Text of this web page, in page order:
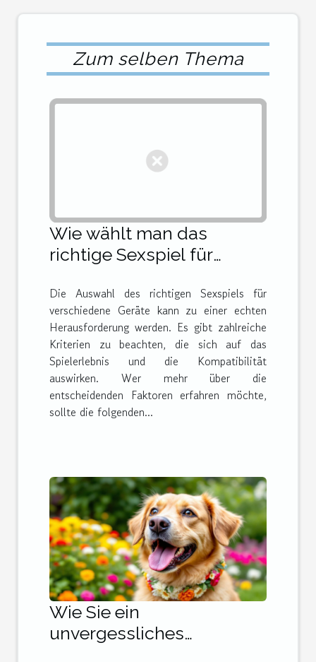
Zum selben Thema
Wie wählt man das
richtige Sexspiel für
Die Auswahl des richtigen Sexspiels für
verschiedene Geräte kann zu einer echten
Herausforderung werden. Es gibt zahlreiche
Kriterien zu beachten, die sich auf das
Spielerlebnis und die Kompatibilität
auswirken. Wer mehr über die
entscheidenden Faktoren erfahren möchte,
sollte die folgenden...
Wie Sie ein
unvergessliches